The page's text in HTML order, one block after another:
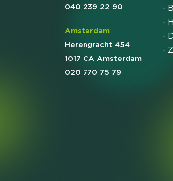
040 239 22 90
Amsterdam
Herengracht 454
1017 CA Amsterdam
020 770 75 79
-
-
-
-